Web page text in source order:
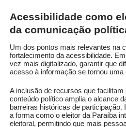
Acessibilidade como
da comunicação
Um dos pontos mais relevantes na
fortalecimento da acessibilidade.
vez mais digitalizado, garantir que
acesso à informação se tornou
A inclusão de recursos que
conteúdo político amplia o alcance
barreiras históricas de participação.
a forma como o eleitor da Paraíba
eleitoral, permitindo que mais